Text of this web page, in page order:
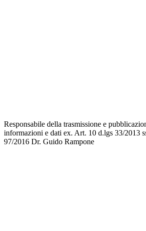
Responsabile della trasmissione e pubblicazione di documenti
informazioni e dati ex. Art. 10 d.lgs 33/2013
97/2016 Dr. Guido Rampone